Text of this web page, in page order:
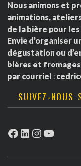
Nous animons et
animations,
de la bière pour
Envie d’organiser
dégustation ou
bières et fromages
par courriel :
SUIVEZ-NOUS
Facebook
LinkedIn
Instagram
YouTube